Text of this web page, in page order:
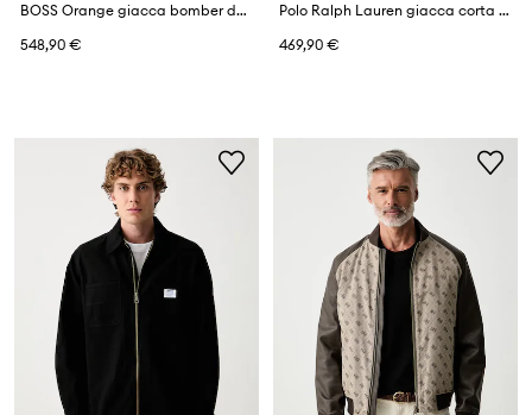
BOSS Orange giacca bomber da uomo in scamoscio Jonorve
548,90 €
Polo Ralph Lauren giacca corta da uomo in lino
469,90 €